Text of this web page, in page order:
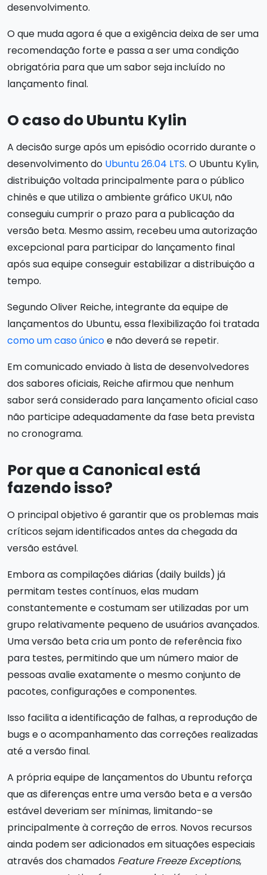
desenvolvimento.
O que muda agora é que a exigência deixa de ser uma
recomendação forte e passa a ser uma condição
obrigatória para que um sabor seja incluído no
lançamento final.
O caso do Ubuntu Kylin
A decisão surge após um episódio ocorrido durante o
desenvolvimento do Ubuntu 26.04 LTS. O Ubuntu Kylin,
distribuição voltada principalmente para o público
chinês e que utiliza o ambiente gráfico UKUI, não
conseguiu cumprir o prazo para a publicação da
versão beta. Mesmo assim, recebeu uma autorização
excepcional para participar do lançamento final
após sua equipe conseguir estabilizar a distribuição a
tempo.
Segundo Oliver Reiche, integrante da equipe de
lançamentos do Ubuntu, essa flexibilização foi tratada
como um caso únicoe não deverá se repetir.
Em comunicado enviado à lista de desenvolvedores
dos sabores oficiais, Reiche afirmou que nenhum
sabor será considerado para lançamento oficial caso
não participe adequadamente da fase beta prevista
no cronograma.
Por que a Canonical está
fazendo isso?
O principal objetivo é garantir que os problemas mais
críticos sejam identificados antes da chegada da
versão estável.
Embora as compilações diárias (daily builds) já
permitam testes contínuos, elas mudam
constantemente e costumam ser utilizadas por um
grupo relativamente pequeno de usuários avançados.
Uma versão beta cria um ponto de referência fixo
para testes, permitindo que um número maior de
pessoas avalie exatamente o mesmo conjunto de
pacotes, configurações e componentes.
Isso facilita a identificação de falhas, a reprodução de
bugs e o acompanhamento das correções realizadas
até a versão final.
A própria equipe de lançamentos do Ubuntu reforça
que as diferenças entre uma versão beta e a versão
estável deveriam ser mínimas, limitando-se
principalmente à correção de erros. Novos recursos
ainda podem ser adicionados em situações especiais
através dos chamados Feature Freeze Exceptions,